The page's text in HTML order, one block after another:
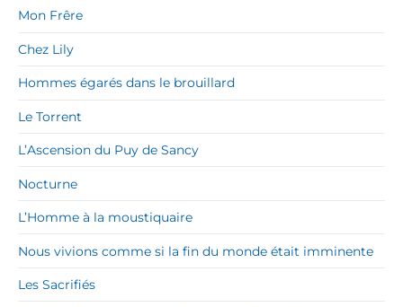
Mon Frêre
Chez Lily
Hommes égarés dans le brouillard
Le Torrent
L’Ascension du Puy de Sancy
Nocturne
L’Homme à la moustiquaire
Nous vivions comme si la fin du monde était imminente
Les Sacrifiés